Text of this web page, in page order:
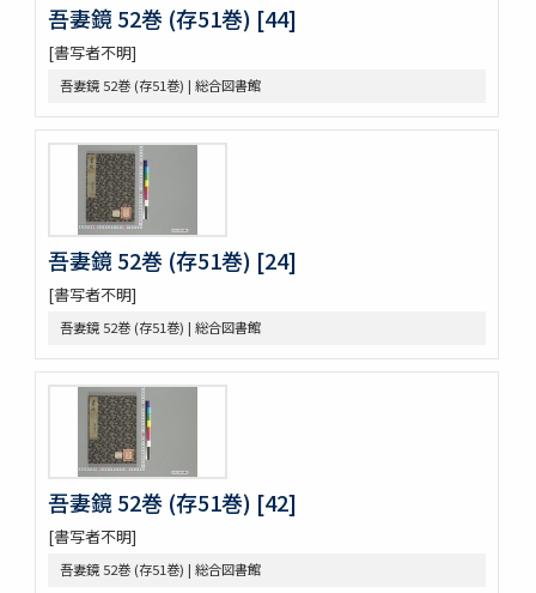
字鏡集 20巻
愚管鈔 7巻
尚書 13巻
摩訶般若波羅蜜經 30巻 (存5巻)
六根清浄大祓 . 神道大意
ますかゝみ 17巻
信長記 15巻
建礼門院右京大夫家集 2巻
三國佛法傳通縁起 3巻
列子鬳齋口義 2巻
をみなへし 3巻
なくさみ草 8巻
楊子雲集 3巻坿傳1巻
長恨歌 1巻坿傳1巻琵琶行1巻野馬臺詩1巻
一宮巡詣記抜粹 2巻 (存1巻)
花街漫録 2巻
北女閭起原 3巻
日蓮聖人註画畫讃 5巻
増補洞房語園 2巻
吾妻鏡 52巻 (存51巻) [44]
[書写者不明]
吾妻鏡 52巻 (存51巻) | 総合図書館
吾妻鏡 52巻 (存51巻) [24]
[書写者不明]
吾妻鏡 52巻 (存51巻) | 総合図書館
吾妻鏡 52巻 (存51巻) [42]
[書写者不明]
吾妻鏡 52巻 (存51巻) | 総合図書館